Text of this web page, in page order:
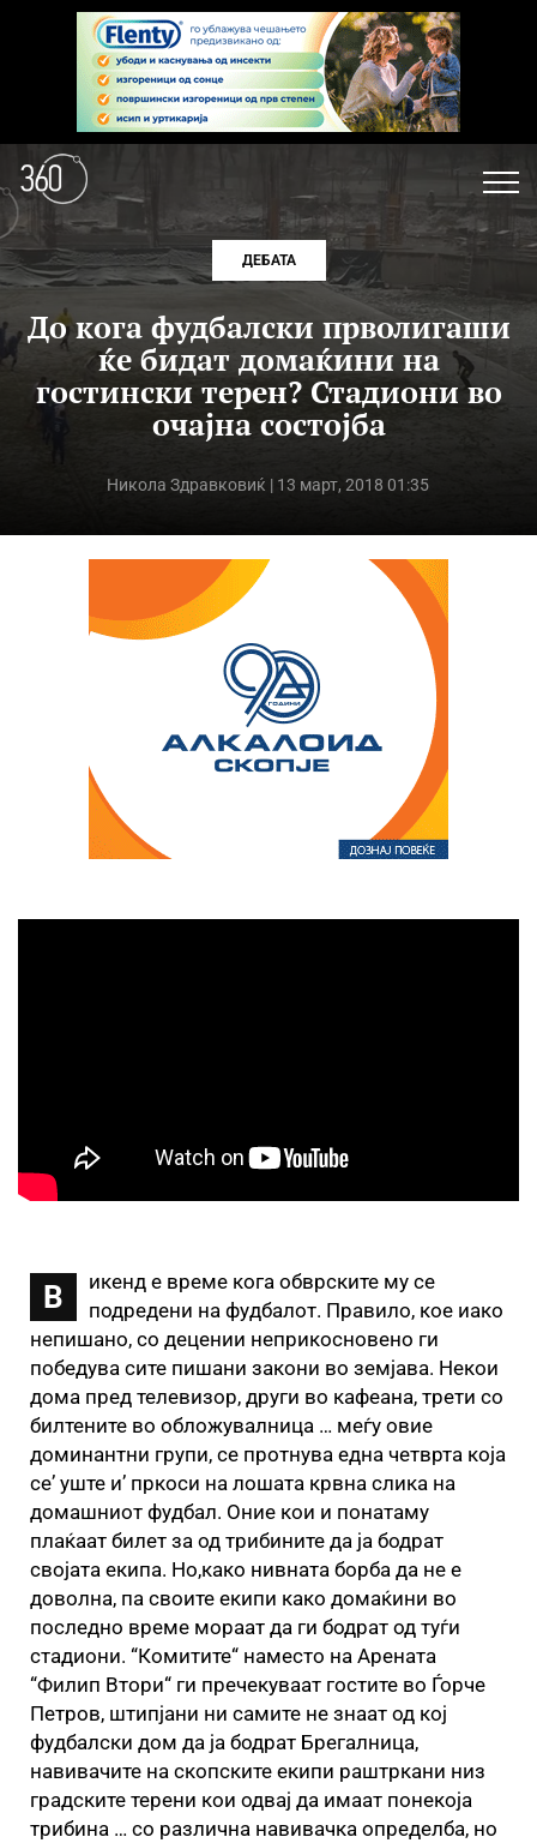
ДЕБАТА
До кога фудбалски прволигаши
ќе бидат домаќини на
гостински терен? Стадиони во
очајна состојба
Никола Здравковиќ | 13 март, 2018 01:35
В
икенд е време кога обврските му се
подредени на фудбалот. Правило, кое иако
непишано, со децении неприкосновено ги
победува сите пишани закони во земјава. Некои
дома пред телевизор, други во кафеана, трети со
билтените во обложувалница … меѓу овие
доминантни групи, се протнува една четврта која
се’ уште и’ пркоси на лошата крвна слика на
домашниот фудбал. Оние кои и понатаму
плаќаат билет за од трибините да ја бодрат
својата екипа. Но,како нивната борба да не е
доволна, па своите екипи како домаќини во
последно време мораат да ги бодрат од туѓи
стадиони. “Комитите“ наместо на Арената
“Филип Втори“ ги пречекуваат гостите во Ѓорче
Петров, штипјани ни самите не знаат од кој
фудбалски дом да ја бодрат Брегалница,
навивачите на скопските екипи раштркани низ
градските терени кои одвај да имаат понекоја
трибина … со различна навивачка определба, но